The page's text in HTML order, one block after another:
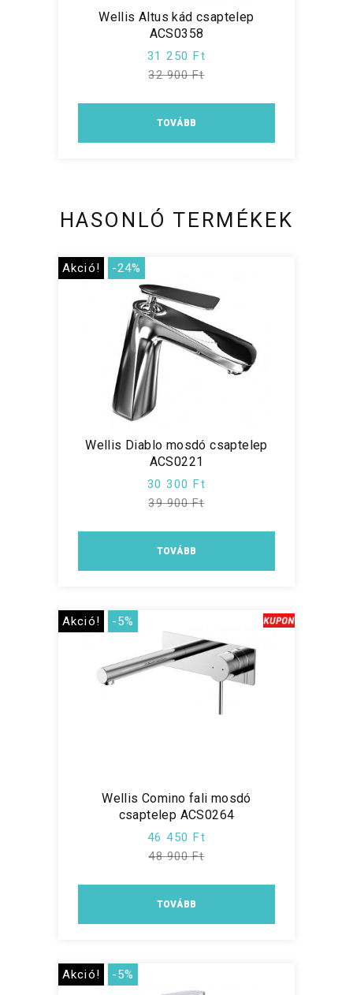
Wellis Altus kád csaptelep
ACS0358
31 250 Ft
32 900 Ft
TOVÁBB
HASONLÓ TERMÉKEK
Akció! -24%
Wellis Diablo mosdó csaptelep
ACS0221
30 300 Ft
39 900 Ft
TOVÁBB
Akció! -5%
Wellis Comino fali mosdó
csaptelep ACS0264
46 450 Ft
48 900 Ft
TOVÁBB
Akció! -5%